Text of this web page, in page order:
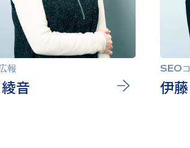
報
音
SEO
伊